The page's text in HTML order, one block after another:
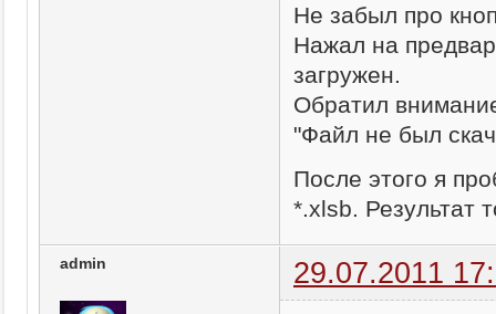
Не забыл про
Нажал на
загружен.
Обратил
"Файл не был
После этого я
*.xlsb. Результат
admin 29.07.2011